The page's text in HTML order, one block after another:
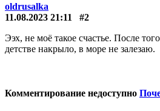
oldrusalka
11.08.2023 21:11
#2
Ээх, не моë такое счастье. После
детстве накрыло, в море не залезаю.
Комментирование недоступно